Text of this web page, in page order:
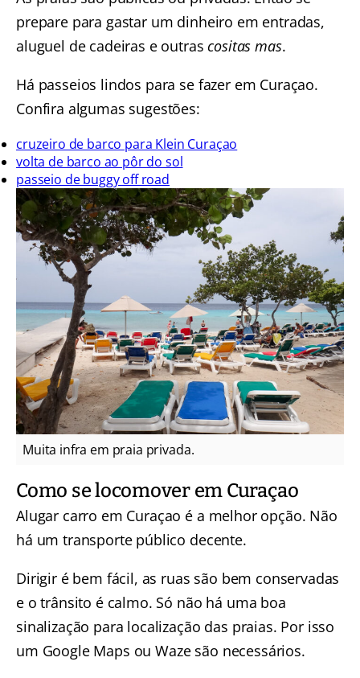
prepare para gastar um dinheiro em entradas,
aluguel de cadeiras e outrascositas mas.
Há passeios lindos para se fazer em Curaçao.
Confira algumas sugestões:
cruzeiro de barco para Klein Curaçao
volta de barco ao pôr do sol
passeio de buggy off road
Muita infra em praia privada.
Como se locomover em Curaçao
Alugar carro em Curaçao é a melhor opção. Não
há um transporte público decente.
Dirigir é bem fácil, as ruas são bem conservadas
e o trânsito é calmo. Só não há uma boa
sinalização para localização das praias. Por isso
um Google Maps ou Waze são necessários.